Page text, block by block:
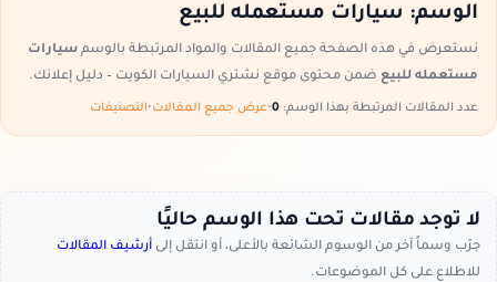
الوسم: سيارات مستعمله للبيع
نستعرض في هذه الصفحة جميع المقالات والمواد المرتبطة بالوسم سيارات
مستعمله للبيع ضمن محتوى موقع نشتري السيارات الكويت – دليل إعلانك.
عدد المقالات المرتبطة بهذا الوسم: •عرض جميع المقالات•التصنيفات
لا توجد مقالات تحت هذا الوسم حاليًا
جرّب وسماً آخر من الوسوم الشائعة بالأعلى، أو انتقل إلى أرشيف المقالات
للاطلاع على كل الموضوعات.